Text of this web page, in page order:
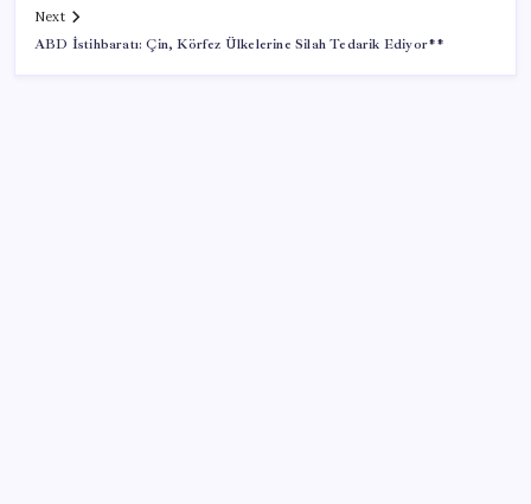
Next
ABD İstihbaratı: Çin, Körfez Ülkelerine Silah Tedarik Ediyor**